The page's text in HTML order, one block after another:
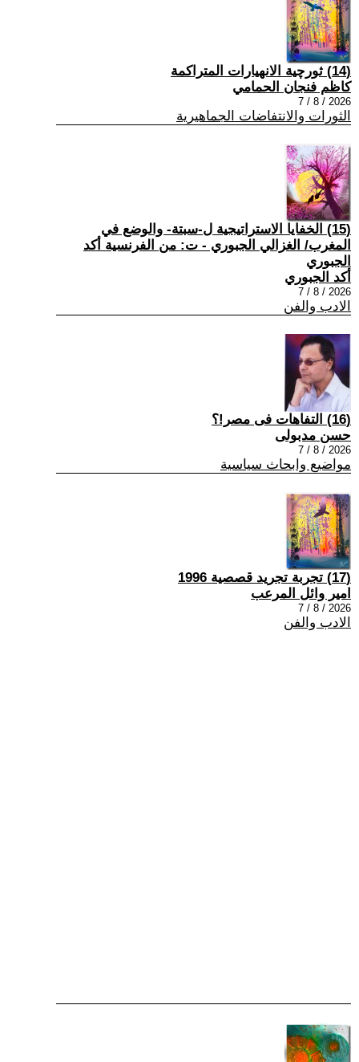
(14) ثورچية الانهيارات المتراكمة
كاظم فنجان الحمامي
2026 / 8 / 7
الثورات والانتفاضات الجماهيرية
(15) الخفايا الاستراتيجية ل-سبتة- والوضع في
المغرب/ الغزالي الجبوري - ت: من الفرنسية أكد
الجبوري
أكد الجبوري
2026 / 8 / 7
الادب والفن
(16) التفاهات فى مصر!؟
حسن مدبولى
2026 / 8 / 7
مواضيع وابحاث سياسية
(17) تجربة تجريد قصصية 1996
امير وائل المرعب
2026 / 8 / 7
الادب والفن